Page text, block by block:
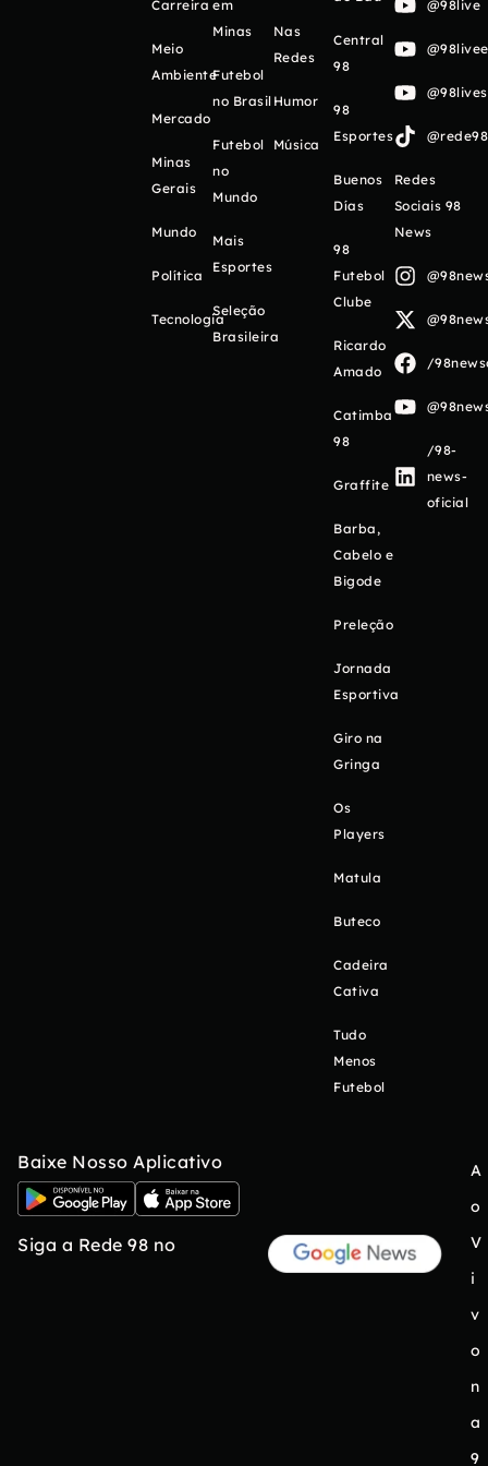
Carreira
Meio
Ambiente
Mercado
Minas
Gerais
Mundo
Política
Tecnologia
em
Minas
Futebol
no Brasil
Futebol
no
Mundo
Mais
Esportes
Seleção
Brasileira
Nas
Redes
Humor
Música
Central
98
98
Esportes
Buenos
Días
98
Futebol
Clube
Ricardo
Amado
Catimba
98
Graffite
Barba,
Cabelo e
Bigode
Preleção
Jornada
Esportiva
Giro na
Gringa
Os
Players
Matula
Buteco
Cadeira
Cativa
Tudo
Menos
Futebol
@98live
Redes
Sociais 98
News
/
/98-
news-
oficial
Baixe Nosso Aplicativo
Siga a Rede 98 no
A
o
V
i
v
o
n
a
9